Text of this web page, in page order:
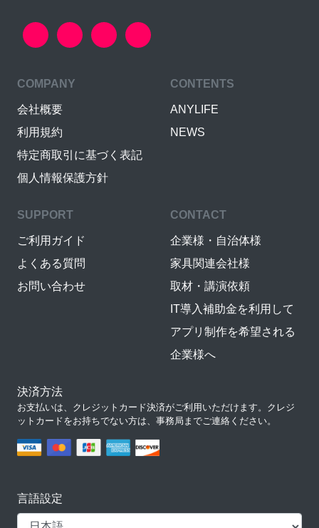
COMPANY
会社概要
利用規約
特定商取引に基づく表記
個人情報保護方針
CONTENTS
ANYLIFE
NEWS
SUPPORT
ご利用ガイド
よくある質問
お問い合わせ
CONTACT
企業様・自治体様
家具関連会社様
取材・講演依頼
IT導入補助金を利用して
アプリ制作を希望される
企業様へ
決済方法
お支払いは、クレジットカード決済がご利用いただけます。クレジ
ットカードをお持ちでない方は、事務局までご連絡ください。
言語設定